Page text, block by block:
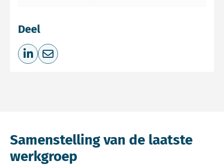
Deel
Deel op LinkedIn
Deel via e-mail
Samenstelling van de laatste
werkgroep